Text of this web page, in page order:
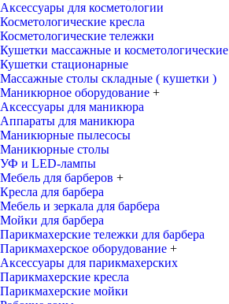
Аксессуары для косметологии
Косметологические кресла
Косметологические тележки
Кушетки массажные и косметологические
Кушетки стационарные
Массажные столы складные ( кушетки )
Маникюрное оборудование +
Аксессуары для маникюра
Аппараты для маникюра
Маникюрные пылесосы
Маникюрные столы
УФ и LED-лампы
Мебель для барберов +
Кресла для барбера
Мебель и зеркала для барбера
Мойки для барбера
Парикмахерские тележки для барбера
Парикмахерское оборудование +
Аксессуары для парикмахерских
Парикмахерские кресла
Парикмахерские мойки